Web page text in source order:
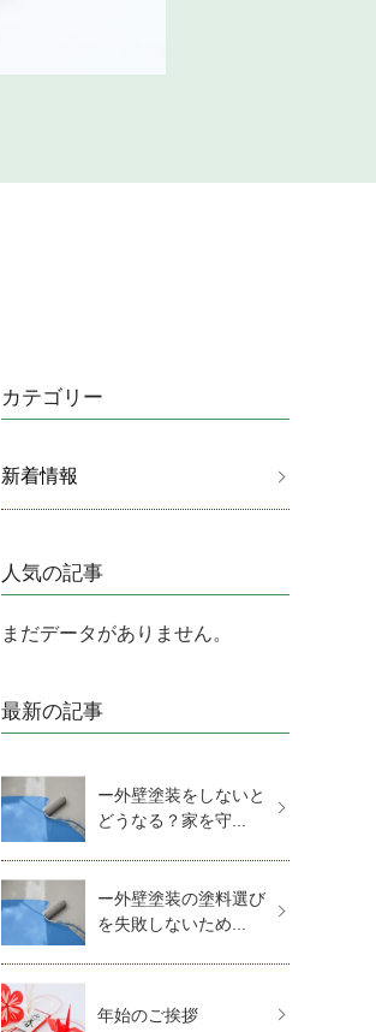
カテゴリー
新着情報
人気の記事
まだデータがありません。
最新の記事
ー外壁塗装をしないと
どうなる？家を守...
ー外壁塗装の塗料選び
を失敗しないため...
年始のご挨拶